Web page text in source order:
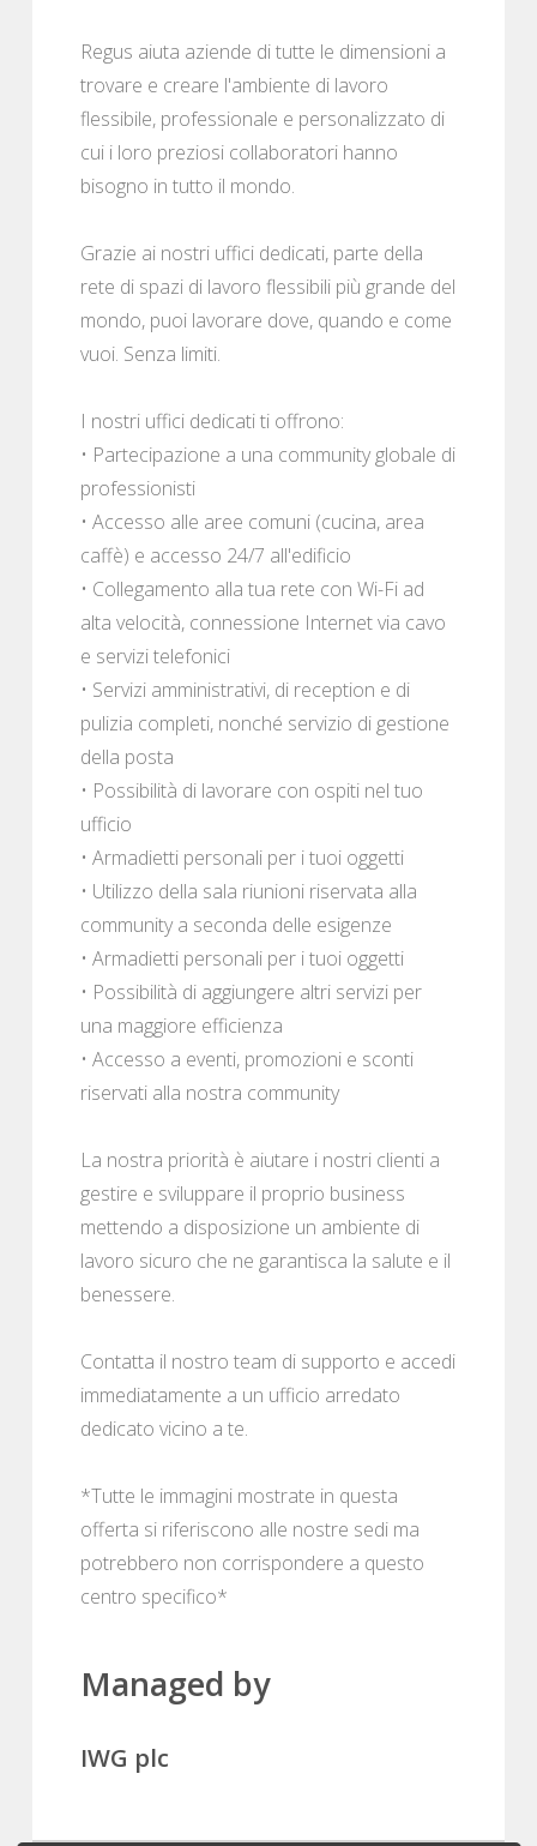
Regus aiuta aziende di tutte le dimensioni a
trovare e creare l'ambiente di lavoro
flessibile, professionale e personalizzato di
cui i loro preziosi collaboratori hanno
bisogno in tutto il mondo.
Grazie ai nostri uffici dedicati, parte della
rete di spazi di lavoro flessibili più grande del
mondo, puoi lavorare dove, quando e come
vuoi. Senza limiti.
I nostri uffici dedicati ti offrono:
• Partecipazione a una community globale di
professionisti
• Accesso alle aree comuni (cucina, area
caffè) e accesso 24/7 all'edificio
• Collegamento alla tua rete con Wi-Fi ad
alta velocità, connessione Internet via cavo
e servizi telefonici
• Servizi amministrativi, di reception e di
pulizia completi, nonché servizio di gestione
della posta
• Possibilità di lavorare con ospiti nel tuo
ufficio
• Armadietti personali per i tuoi oggetti
• Utilizzo della sala riunioni riservata alla
community a seconda delle esigenze
• Armadietti personali per i tuoi oggetti
• Possibilità di aggiungere altri servizi per
una maggiore efficienza
• Accesso a eventi, promozioni e sconti
riservati alla nostra community
La nostra priorità è aiutare i nostri clienti a
gestire e sviluppare il proprio business
mettendo a disposizione un ambiente di
lavoro sicuro che ne garantisca la salute e il
benessere.
Contatta il nostro team di supporto e accedi
immediatamente a un ufficio arredato
dedicato vicino a te.
*Tutte le immagini mostrate in questa
offerta si riferiscono alle nostre sedi ma
potrebbero non corrispondere a questo
centro specifico*
Managed by
IWG plc